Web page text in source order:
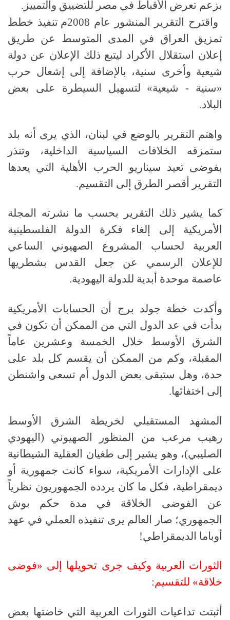
بزعم تعرض الأقباط في مصر للتضييق والتمييز .
واقترح التقرير المنشور عام
م تنفيذ خطط
تمزيق العراق في المدى المتوسط عن طريق
إعلان استقلال الأكراد ليتبع ذلك الإعلان عن دولة
شيعية وأخرى سنية، بالإضافة إلى إشعال حرب
«سنية - شيعية» لتسهيل السيطرة على بعض
البلاد.
واهتم التقرير بالوضع في لبنان، الذي يرى أنه بلد
ستمزقه الخلافات السياسية الداخلية، وتنذر
بفوضى تعيد سيناريو الحرب الأهلية التي يعدها
التقرير أقصر الطرق إلى التقسيم.
كما يشير ذلك التقرير بحسب ما نشرته المجلة
الأمريكية إلى إلغاء فكرة الدولة الفلسطينية
العربية لحساب المشروع الصهيوني الساعي
للإعلان الرسمي عن جعل القدس بشطريها
عاصمة موحدة أبدية للدولة اليهودية.
وأكدت خطة جولد برج أن الحسابات الأمريكية
بدأت في عد الدول التي من الممكن أن تكون في
الشرق الأوسط خلال الخمسة وعشرين عاماً
المقبلة، وكم من الممكن أن يقسم كل بلد على
حدة، وهل ستبقى بعض الدول أم تسعى واشنطن
إلى اختفائها.
المشهد المستقبلي لخريطة الشرق الأوسط
رهيب مرعب من المنظور الصهيوني (اليهودي
الصليبي)، وهو يشير إلى طغيان العقلية الشيطانية
على الإدارات الأمريكية، سواء كانت جمهورية أو
ديمقراطية، فكل ما كان يردده الجمهوريون نظرياً
عن الفوضى الخلاقة في مدة حكم بوش
الجمهوري؛ صار العالم يرى تنفيذه العملي في عهد
أوباما الديمقراطي!
الثورات العربية وكيف جرى تحويلها إلى «فوضى
خلاقة» للتقسيم:
أثبتت تداعيات الثورات العربية التي خاضتها بعض